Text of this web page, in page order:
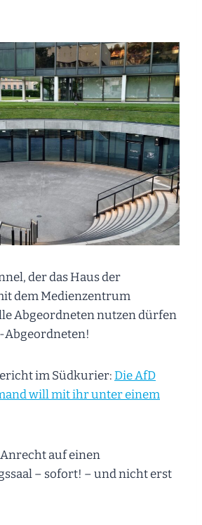
der das Haus der
dem Medienzentrum
Abgeordneten nutzen dürfen
Abgeordneten!
im Südkurier:Die AfD
will mit ihr unter einem
auf einen
– sofort! – und nicht erst